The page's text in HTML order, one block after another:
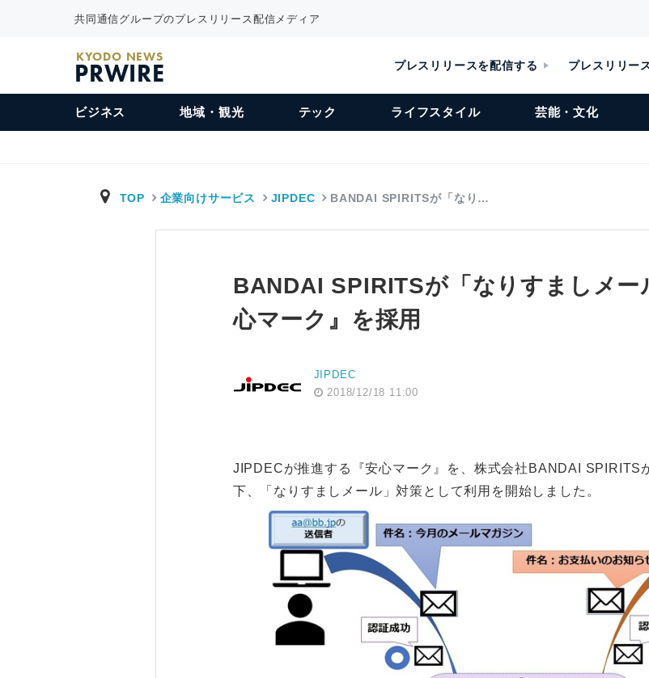
共同通信グループのプレスリリース配信メディア
KYODO NEWS
PRWIRE プレスリリースを配信する プレスリリー
ビジネス 地域・観光 テック ライフスタイル 芸能・文化
TOP 企業向けサービス JIPDEC BANDAI SPIRITSが「なり…
BANDAI SPIRITSが「なりすましメー
心マーク』を採用
JIPDEC
2018/12/18 11:00
JIPDECが推進する『安心マーク』を、株式会社BANDAI SPIRITS
下、「なりすましメール」対策として利用を開始しました。